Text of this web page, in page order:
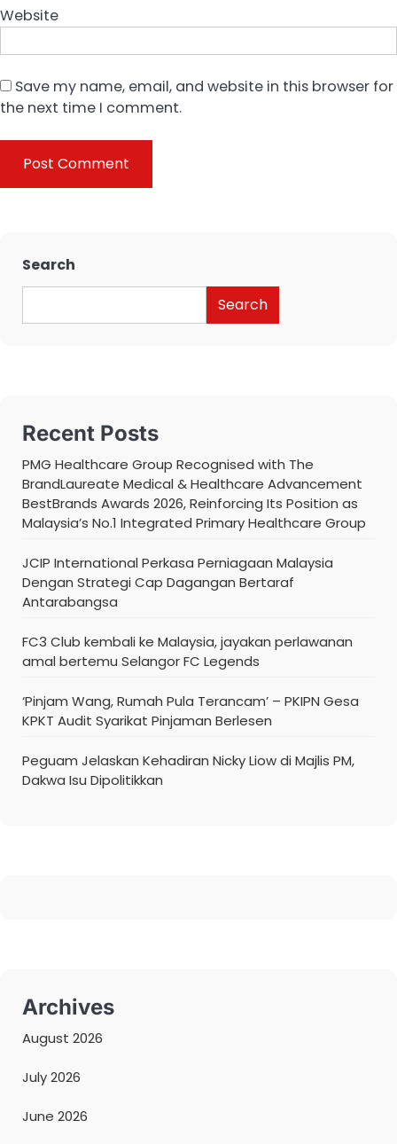
Website
Save my name, email, and website in this browser for
the next time I comment.
Search
Search
Recent Posts
PMG Healthcare Group Recognised with The
BrandLaureate Medical & Healthcare Advancement
BestBrands Awards 2026, Reinforcing Its Position as
Malaysia’s No.1 Integrated Primary Healthcare Group
JCIP International Perkasa Perniagaan Malaysia
Dengan Strategi Cap Dagangan Bertaraf
Antarabangsa
FC3 Club kembali ke Malaysia, jayakan perlawanan
amal bertemu Selangor FC Legends
‘Pinjam Wang, Rumah Pula Terancam’ – PKIPN Gesa
KPKT Audit Syarikat Pinjaman Berlesen
Peguam Jelaskan Kehadiran Nicky Liow di Majlis PM,
Dakwa Isu Dipolitikkan
Archives
August 2026
July 2026
June 2026